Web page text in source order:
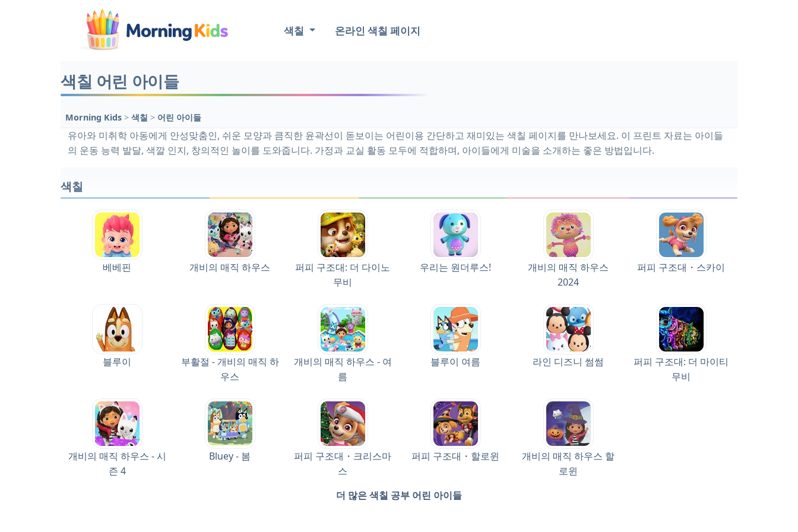
색칠 온라인 색칠 페이지
색칠 어린 아이들
Morning Kids > 색칠 > 어린 아이들
유아와 미취학 아동에게 안성맞춤인, 쉬운 모양과 큼직한 윤곽선이 돋보이는 어린이용 간단하고 재미있는 색칠 페이지를 만나보세요. 이 프린트 자료는 아이들
의 운동 능력 발달, 색깔 인지, 창의적인 놀이를 도와줍니다. 가정과 교실 활동 모두에 적합하며, 아이들에게 미술을 소개하는 좋은 방법입니다.
색칠
베베핀 개비의 매직 하우스
퍼피 구조대: 더 다이노
무비
우리는 원더루스!
개비의 매직 하우스
2024
퍼피 구조대・스카이
블루이
부활절 - 개비의 매직 하
우스
개비의 매직 하우스 - 여
름
블루이 여름 라인 디즈니 썸썸
퍼피 구조대: 더 마이티
무비
개비의 매직 하우스 - 시
즌 4
Bluey - 봄
퍼피 구조대・크리스마
스
퍼피 구조대・할로윈
개비의 매직 하우스 할
로윈
더 많은 색칠 공부 어린 아이들